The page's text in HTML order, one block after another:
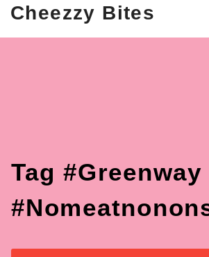
Cheezzy Bites
Tag #greenway